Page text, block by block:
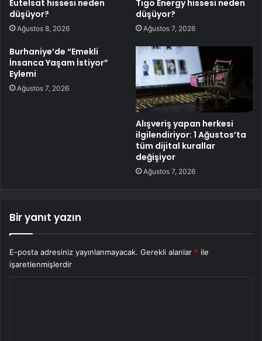
Eutelsat hissesi neden
düşüyor?
Ağustos 8, 2026
Tigo Energy hissesi neden
düşüyor?
Ağustos 7, 2026
Burhaniye’de “Emekli
İnsanca Yaşam İstiyor”
Eylemi
Ağustos 7, 2026
Alışveriş yapan herkesi
ilgilendiriyor: 1 Ağustos’ta
tüm dijital kurallar
değişiyor
Ağustos 7, 2026
Bir yanıt yazın
E-posta adresiniz yayınlanmayacak. Gerekli alanlar * ile
işaretlenmişlerdir